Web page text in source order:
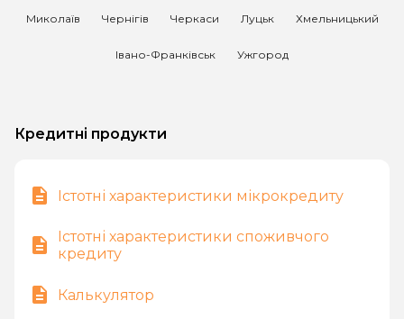
Миколаїв Чернігів Черкаси Луцьк Хмельницький
Івано-Франківськ Ужгород
Кредитні продукти
Істотні характеристики мікрокредиту
Істотні характеристики споживчого
кредиту
Калькулятор